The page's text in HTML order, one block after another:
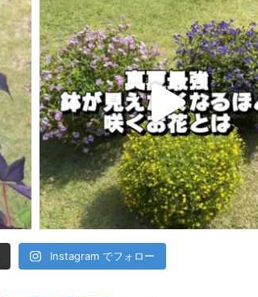
Instagram でフォロー